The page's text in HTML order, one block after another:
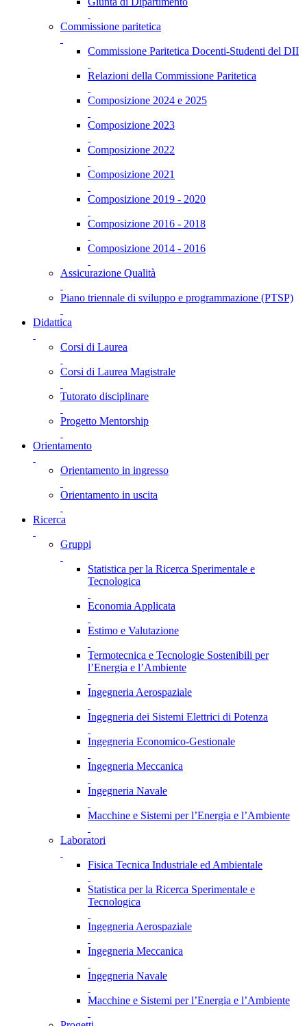
Commissione paritetica
Commissione Paritetica Docenti-Studenti del DII
Relazioni della Commissione Paritetica
Composizione 2024 e 2025
Composizione 2023
Composizione 2022
Composizione 2021
Composizione 2019 - 2020
Composizione 2016 - 2018
Composizione 2014 - 2016
Assicurazione Qualità
Piano triennale di sviluppo e programmazione (PTSP)
Didattica
Corsi di Laurea
Corsi di Laurea Magistrale
Tutorato disciplinare
Progetto Mentorship
Orientamento
Orientamento in ingresso
Orientamento in uscita
Ricerca
Gruppi
Statistica per la Ricerca Sperimentale e
Tecnologica
Economia Applicata
Estimo e Valutazione
Termotecnica e Tecnologie Sostenibili per
l’Energia e l’Ambiente
Ingegneria Aerospaziale
Ingegneria dei Sistemi Elettrici di Potenza
Ingegneria Economico-Gestionale
Ingegneria Meccanica
Ingegneria Navale
Macchine e Sistemi per l’Energia e l’Ambiente
Laboratori
Fisica Tecnica Industriale ed Ambientale
Statistica per la Ricerca Sperimentale e
Tecnologica
Ingegneria Aerospaziale
Ingegneria Meccanica
Ingegneria Navale
Macchine e Sistemi per l’Energia e l’Ambiente